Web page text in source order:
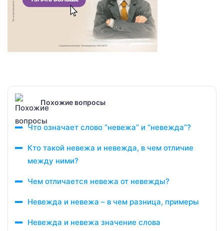
Похожие вопросы
Что означает слово “невежа” и “невежда”?
Кто такой невежа и невежда, в чем отличие
между ними?
Чем отличается невежа от невежды?
Невежда и невежа – в чем разница, примеры
Невежда и невежа значение слова